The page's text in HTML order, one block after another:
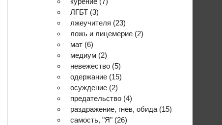
ЛГБТ (3)
лжеучителя (23)
ложь и лицемерие (2)
мат (6)
медиум (2)
невежество (5)
одержание (15)
осуждение (2)
предательство (4)
раздражение, гнев, обида (15)
самость, "Я" (26)